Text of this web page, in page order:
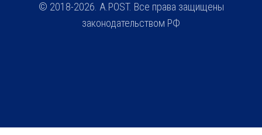
© 2018-2026. A.POST. Все права защищены
законодательством РФ